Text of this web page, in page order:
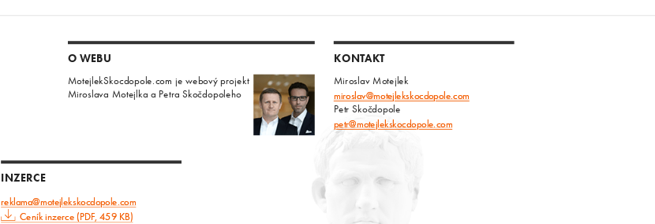
O WEBU
MotejlekSkocdopole.com je webový projekt
Miroslava Motejlka a Petra Skočdopoleho
KONTAKT
Miroslav Motejlek
miroslav@motejlekskocdopole.com
Petr Skočdopole
petr@motejlekskocdopole.com
INZERCE
reklama@motejlekskocdopole.com
Ceník inzerce (PDF, 459 KB)